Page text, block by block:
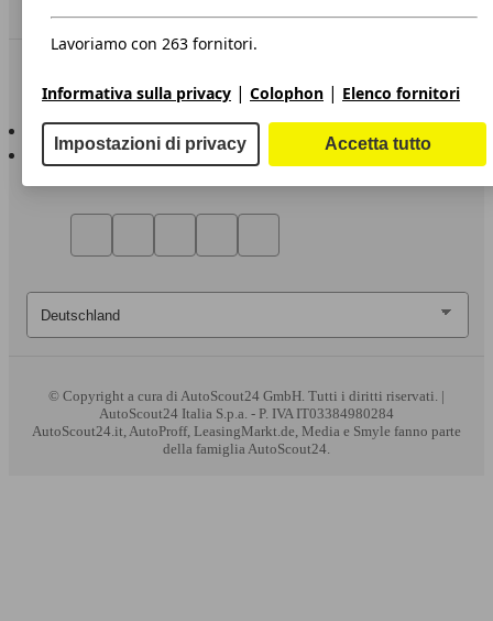
AutoScout24 per iOS
AutoScout24 per Android
© Copyright a cura di AutoScout24 GmbH. Tutti i diritti riservati. |
AutoScout24 Italia S.p.a. - P. IVA IT03384980284
AutoScout24.it, AutoProff, LeasingMarkt.de, Media e Smyle fanno parte
della famiglia AutoScout24.
Lavoriamo con 263 fornitori.
Informativa sulla privacy | Colophon | Elenco fornitori
Impostazioni di privacy Accetta tutto